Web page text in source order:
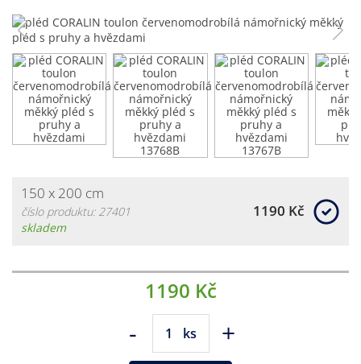
150 x 200 cm
číslo produktu: 27401
skladem
1190 Kč
1190 Kč
- ks +